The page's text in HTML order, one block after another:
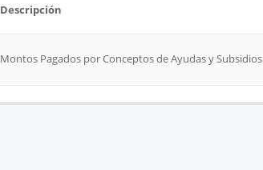
Descripción
Montos Pagados por Conceptos de Ayudas y Subsidios